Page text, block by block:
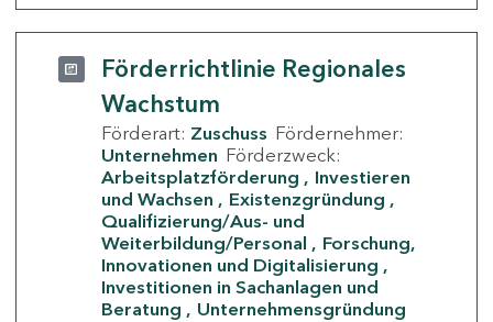
Förderrichtlinie Regionales
Wachstum
Förderart: Zuschuss Fördernehmer:
Unternehmen Förderzweck:
Arbeitsplatzförderung
Investieren
und Wachsen
Existenzgründung
Qualifizierung/Aus- und
Weiterbildung/Personal
Forschung,
Innovationen und Digitalisierung
Investitionen in Sachanlagen und
Beratung
Unternehmensgründung